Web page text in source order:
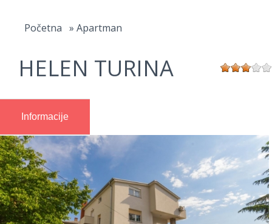
Početna » Apartman
HELEN TURINA
Informacije